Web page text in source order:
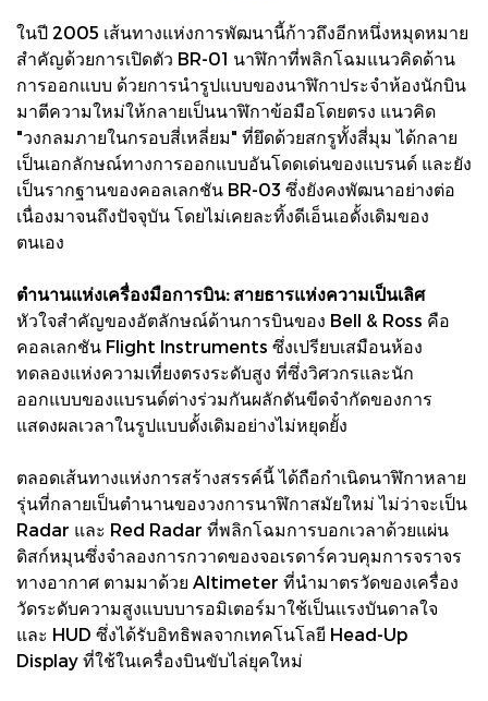
ในปี 2005 เส้นทางแห่งการพัฒนานี้ก้าวถึงอีกหนึ่งหมุดหมาย
สำคัญด้วยการเปิดตัว BR-01 นาฬิกาที่พลิกโฉมแนวคิดด้าน
การออกแบบ ด้วยการนำรูปแบบของนาฬิกาประจำห้องนักบิน
มาตีความใหม่ให้กลายเป็นนาฬิกาข้อมือโดยตรง แนวคิด
"วงกลมภายในกรอบสี่เหลี่ยม" ที่ยึดด้วยสกรูทั้งสี่มุม ได้กลาย
เป็นเอกลักษณ์ทางการออกแบบอันโดดเด่นของแบรนด์ และยัง
เป็นรากฐานของคอลเลกชัน BR-03 ซึ่งยังคงพัฒนาอย่างต่อ
เนื่องมาจนถึงปัจจุบัน โดยไม่เคยละทิ้งดีเอ็นเอดั้งเดิมของ
ตนเอง
ตำนานแห่งเครื่องมือการบิน: สายธารแห่งความเป็นเลิศ
หัวใจสำคัญของอัตลักษณ์ด้านการบินของ Bell & Ross คือ
คอลเลกชัน Flight Instruments ซึ่งเปรียบเสมือนห้อง
ทดลองแห่งความเที่ยงตรงระดับสูง ที่ซึ่งวิศวกรและนัก
ออกแบบของแบรนด์ต่างร่วมกันผลักดันขีดจำกัดของการ
แสดงผลเวลาในรูปแบบดั้งเดิมอย่างไม่หยุดยั้ง
ตลอดเส้นทางแห่งการสร้างสรรค์นี้ ได้ถือกำเนิดนาฬิกาหลาย
รุ่นที่กลายเป็นตำนานของวงการนาฬิกาสมัยใหม่ ไม่ว่าจะเป็น
Radar และ Red Radar ที่พลิกโฉมการบอกเวลาด้วยแผ่น
ดิสก์หมุนซึ่งจำลองการกวาดของจอเรดาร์ควบคุมการจราจร
ทางอากาศ ตามมาด้วย Altimeter ที่นำมาตรวัดของเครื่อง
วัดระดับความสูงแบบบารอมิเตอร์มาใช้เป็นแรงบันดาลใจ
และ HUD ซึ่งได้รับอิทธิพลจากเทคโนโลยี Head-Up
Display ที่ใช้ในเครื่องบินขับไล่ยุคใหม่